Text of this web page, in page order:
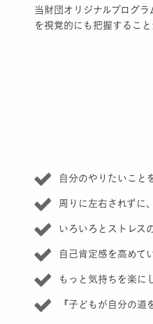
当財団オリジナルプログ
を視覚的にも把握すること
自分のやりたいこと
周りに左右されずに
いろいろとストレス
自己肯定感を高めて
もっと気持ちを楽に
『子どもが自分の